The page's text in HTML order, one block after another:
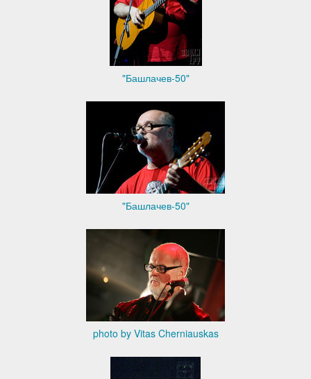
"Башлачев-50"
"Башлачев-50"
photo by Vitas Cherniauskas